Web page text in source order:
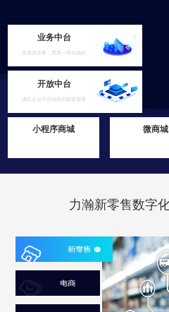
业务中台
全渠道业务，资源一体化融合
开放中台
满足企业不同场景的数据需求
小程序商城 微商城
力瀚新零售数字